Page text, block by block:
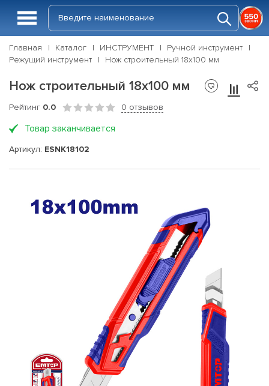
Главная Каталог ИНСТРУМЕНТ
Ручной инструмент
Режущий инструмент
Нож строительный 18х100 мм
Нож строительный 18х100 мм
Рейтинг 0.0 0 отзывов
Товар заканчивается
Артикул: ESNK18102